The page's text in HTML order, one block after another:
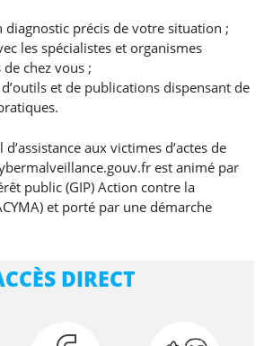
diagnostic précis de votre situation ;
les spécialistes et organismes
chez vous ;
et de publications dispensant de
aux victimes d’actes de
est animé par
public (GIP) Action contre la
et porté par une démarche
DIRECT